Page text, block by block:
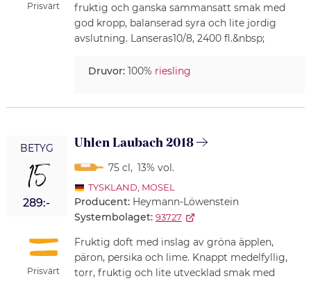
Prisvärt
fruktig och ganska sammansatt smak med
god kropp, balanserad syra och lite jordig
avslutning. Lanseras10/8, 2400 fl.&nbsp;
Druvor:100% riesling
BETYG
15
289:-
Prisvärt
Uhlen Laubach 2018
75 cl , 13% vol.
TYSKLAND, MOSEL
Producent: Heymann-Löwenstein
Systembolaget: 93727
Fruktig doft med inslag av gröna äpplen,
päron, persika och lime. Knappt medelfyllig,
torr, fruktig och lite utvecklad smak med